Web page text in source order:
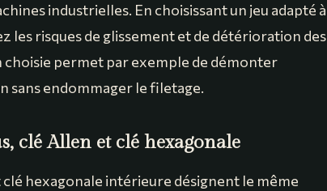
industrielles. En choisissant un jeu adapté à
les risques de glissement et de détérioration des
choisie permet par exemple de démonter
sans endommager le filetage.
clé Allen et clé hexagonale
hexagonale intérieure désignent le même